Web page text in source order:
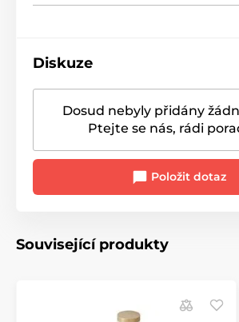
Diskuze
Dosud nebyly přidány
Ptejte se nás, rádi
Položit dotaz
Související produkty